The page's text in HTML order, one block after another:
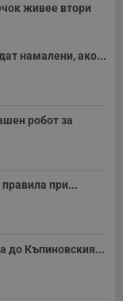
живее втори
намалени, ако...
робот за
правила при...
до Къпиновския...